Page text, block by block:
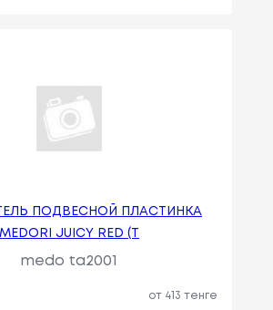
ПОДВЕСНОЙ ПЛАСТИНКА
MEDORI JUICY RED (T
medo ta2001
от 413 тенге